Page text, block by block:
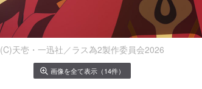
(C)天壱・一迅社／ラス為2製作委員会2026
画像を全て表示（14件）